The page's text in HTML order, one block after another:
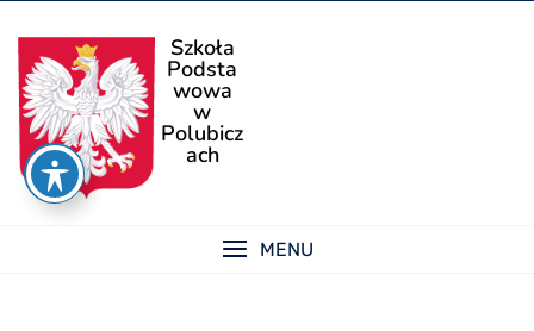
content
Szkoła
Podsta
wowa
w
Polubicz
ach
MENU